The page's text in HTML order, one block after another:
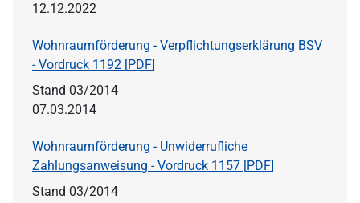
12.12.2022
Wohnraumförderung - Verpflichtungserklärung BSV
- Vordruck 1192 [PDF]
Stand 03/2014
07.03.2014
Wohnraumförderung - Unwiderrufliche
Zahlungsanweisung - Vordruck 1157 [PDF]
Stand 03/2014